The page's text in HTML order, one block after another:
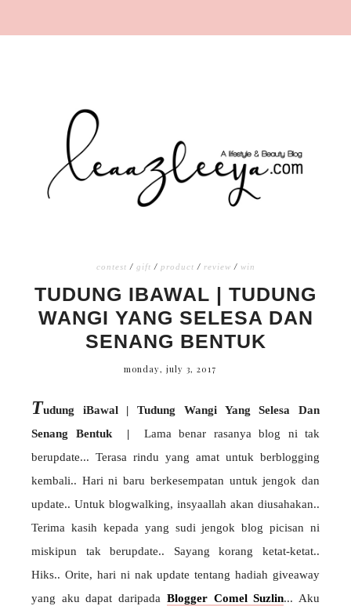
contest / gift / product / review / win
TUDUNG IBAWAL | TUDUNG
WANGI YANG SELESA DAN
SENANG BENTUK
monday, july 3, 2017
Tudung iBawal | Tudung Wangi Yang Selesa Dan
Senang Bentuk |Lama benar rasanya blog ni tak
berupdate... Terasa rindu yang amat untuk berblogging
kembali.. Hari ni baru berkesempatan untuk jengok dan
update.. Untuk blogwalking, insyaallah akan diusahakan..
Terima kasih kepada yang sudi jengok blog picisan ni
miskipun tak berupdate.. Sayang korang ketat-ketat..
Hiks.. Orite, hari ni nak update tentang hadiah giveaway
yang aku dapat daripada Blogger Comel Suzlin... Aku